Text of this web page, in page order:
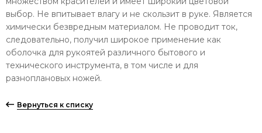
выбор. Не впитывает влагу и не скользит в руке. Является
химически безвредным материалом. Не проводит ток,
следовательно, получил широкое применение как
оболочка для рукоятей различного бытового и
технического инструмента, в том числе и для
разноплановых ножей.
Вернуться к списку